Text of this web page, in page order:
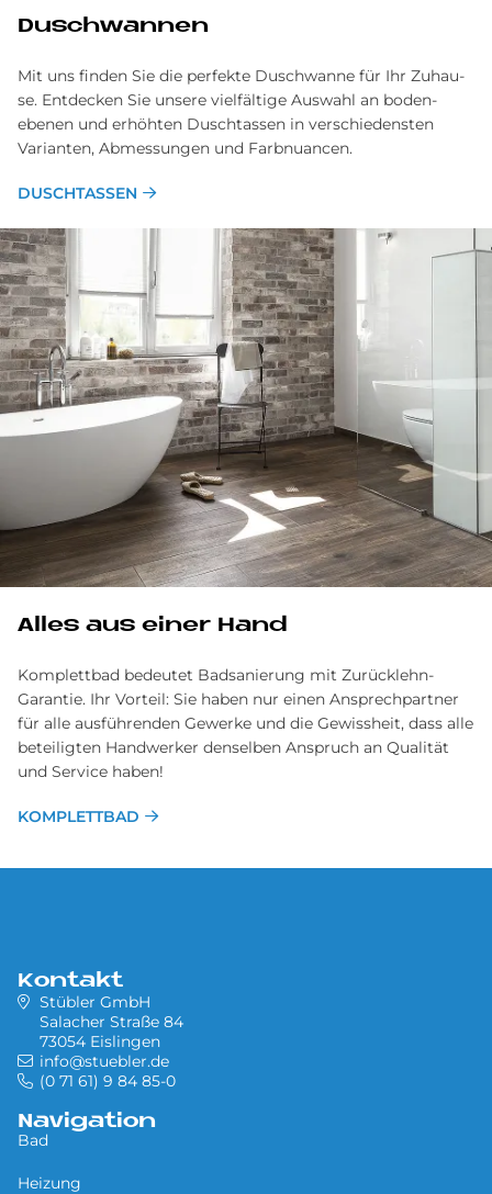
Duschwannen
Mit uns finden Sie die per­fek­te Dusch­wan­ne für Ihr Zu­hau­
se. Ent­decken Sie unsere viel­fältige Aus­wahl an boden­
ebenen und erhöhten Duschtassen in ver­schiedensten
Varianten, Ab­messungen und Farb­nuancen.
DUSCHTASSEN
Alles aus einer Hand
Komplettbad bedeutet Badsanierung mit Zurücklehn-
Garantie. Ihr Vorteil: Sie haben nur einen An­sprechpartner
für alle aus­führenden Ge­werke und die Ge­wissheit, dass alle
be­teiligten Hand­werker denselben Anspruch an Qualität
und Service haben!
KOMPLETTBAD
Kontakt
Stübler GmbH
Salacher Straße 84
73054 Eislingen
info@stuebler.de
(0 71 61) 9 84 85-0
Navigation
Bad
Heizung